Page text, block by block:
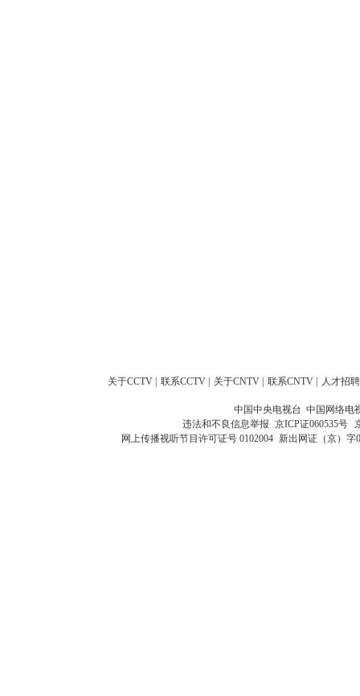
关于CCTV 联系CCTV 关于CNTV 联系CNTV 人才招聘
中国中央电视台 中国网络电
违法和不良信息举报 京ICP证060535号
网上传播视听节目许可证号 0102004 新出网证（京）